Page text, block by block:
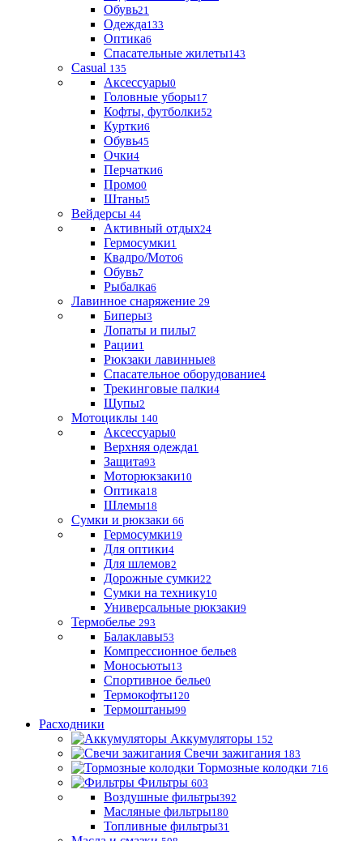
Обувь21
Одежда133
Оптика6
Спасательные жилеты143
Casual 135
Аксессуары0
Головные уборы17
Кофты, футболки52
Куртки6
Обувь45
Очки4
Перчатки6
Промо0
Штаны5
Вейдерсы 44
Активный отдых24
Гермосумки1
Квадро/Мото6
Обувь7
Рыбалка6
Лавинное снаряжение 29
Биперы3
Лопаты и пилы7
Рации1
Рюкзаки лавинные8
Спасательное оборудование4
Трекинговые палки4
Щупы2
Мотоциклы 140
Аксессуары0
Верхняя одежда1
Защита93
Моторюкзаки10
Оптика18
Шлемы18
Сумки и рюкзаки 66
Гермосумки19
Для оптики4
Для шлемов2
Дорожные сумки22
Сумки на технику10
Универсальные рюкзаки9
Термобелье 293
Балаклавы53
Компрессионное белье8
Моносьюты13
Спортивное белье0
Термокофты120
Термоштаны99
Расходники
Аккумуляторы 152
Свечи зажигания 183
Тормозные колодки 716
Фильтры 603
Воздушные фильтры392
Масляные фильтры180
Топливные фильтры31